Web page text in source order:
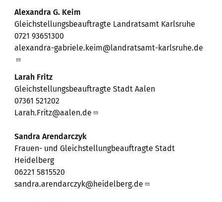
Alexandra G. Keim
Gleichstellungsbeauftragte Landratsamt Karlsruhe
0721 93651300
alexandra-gabriele.keim@landratsamt-karlsruhe.de
Larah Fritz
Gleichstellungsbeauftragte Stadt Aalen
07361 521202
Larah.Fritz@aalen.de
Sandra Arendarczyk
Frauen- und Gleichstellungbeauftragte Stadt
Heidelberg
06221 5815520
sandra.arendarczyk@heidelberg.de